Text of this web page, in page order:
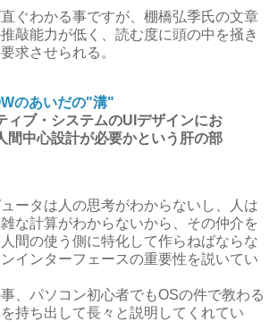
ぐわかる事ですが、 棚橋弘季氏の文章
敲能力が低く、読む度に頭の中を掻き
求させられる。
のあいだの"溝"
ィブ・システムのUI デザインにお
間中心設計が必要かという肝の部
ータは人の思考がわからないし、人は
な計算がわからないから、その仲介を
間の使う側に特化して作らねばならな
インターフェースの重要性を説いてい
、パソコン初心者でもOSの件で教わる
持ち出して長々と説明してくれてい